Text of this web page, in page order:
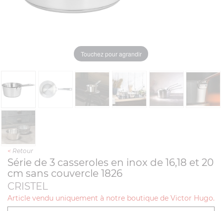
Touchez pour agrandir
< Retour
Série de 3 casseroles en inox de 16,18 et 20
cm sans couvercle 1826
CRISTEL
Article vendu uniquement à notre boutique de Victor Hugo.